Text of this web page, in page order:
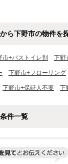
ら下野市の物件を
市+バストイレ別 下野
下野市+フローリング
下野市+保証人不要 下
件一覧